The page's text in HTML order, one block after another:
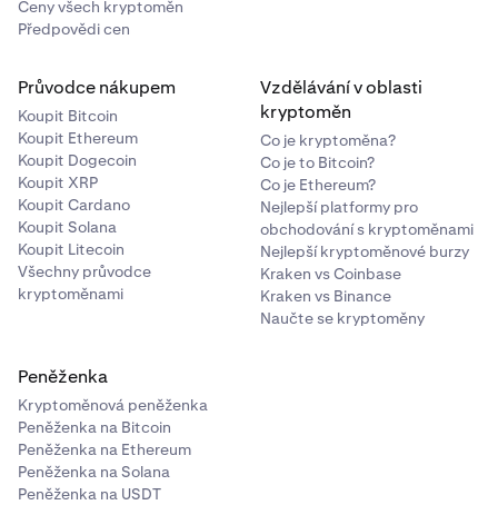
Ceny všech kryptoměn
Předpovědi cen
Průvodce nákupem
Koupit Bitcoin
Koupit Ethereum
Koupit Dogecoin
Koupit XRP
Koupit Cardano
Koupit Solana
Koupit Litecoin
Všechny průvodce
kryptoměnami
Vzdělávání v oblasti
kryptoměn
Co je kryptoměna?
Co je to Bitcoin?
Co je Ethereum?
Nejlepší platformy pro
obchodování s kryptoměnami
Nejlepší kryptoměnové burzy
Kraken vs Coinbase
Kraken vs Binance
Naučte se kryptoměny
Peněženka
Kryptoměnová peněženka
Peněženka na Bitcoin
Peněženka na Ethereum
Peněženka na Solana
Peněženka na USDT